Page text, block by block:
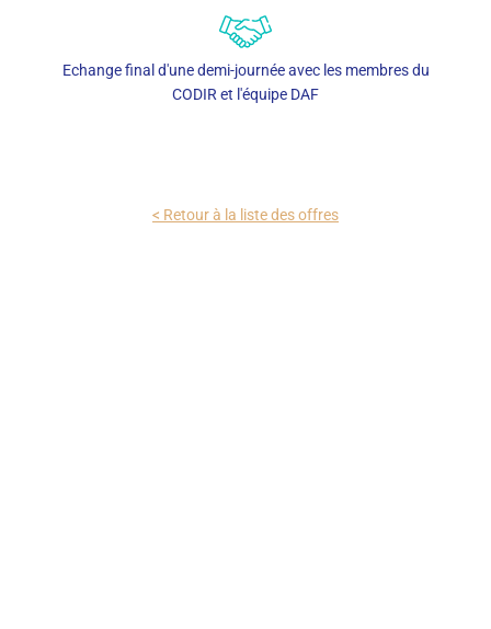
Echange final d'une demi-journée avec les membres du
CODIR et l'équipe DAF
< Retour à la liste des offres